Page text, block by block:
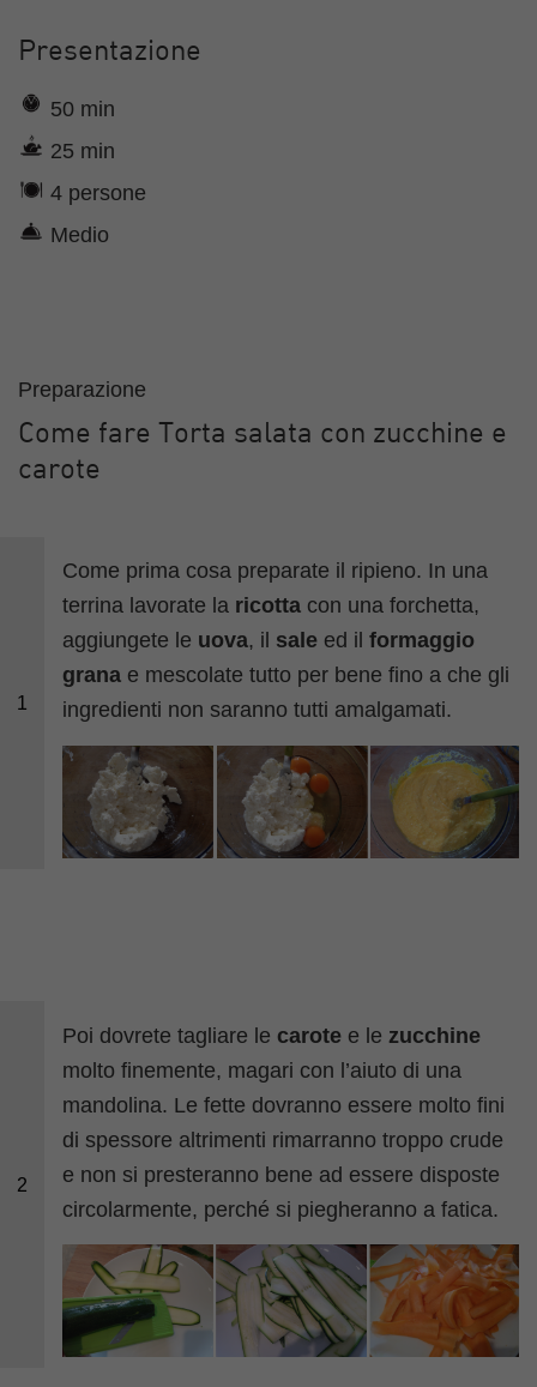
Presentazione
50 min
25 min
4 persone
Medio
Preparazione
Come fare Torta salata con zucchine e
carote
1
Come prima cosa preparate il ripieno. In una
terrina lavorate la ricotta con una forchetta,
aggiungete le uova, il sale ed ilformaggio
grana e mescolate tutto per bene fino a che gli
ingredienti non saranno tutti amalgamati.
2
Poi dovrete tagliare le carote e le zucchine
molto finemente, magari con l’aiuto di una
mandolina. Le fette dovranno essere molto fini
di spessore altrimenti rimarranno troppo crude
e non si presteranno bene ad essere disposte
circolarmente, perché si piegheranno a fatica.